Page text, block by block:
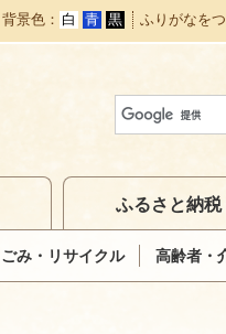
背景色 白 青 黒 ふりがなを
ごみ・リサイクル 高齢者・
ふるさと納税